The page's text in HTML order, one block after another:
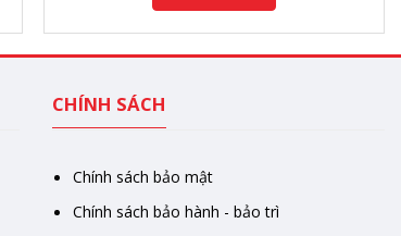
CHÍNH SÁCH
Chính sách bảo mật
Chính sách bảo hành - bảo trì